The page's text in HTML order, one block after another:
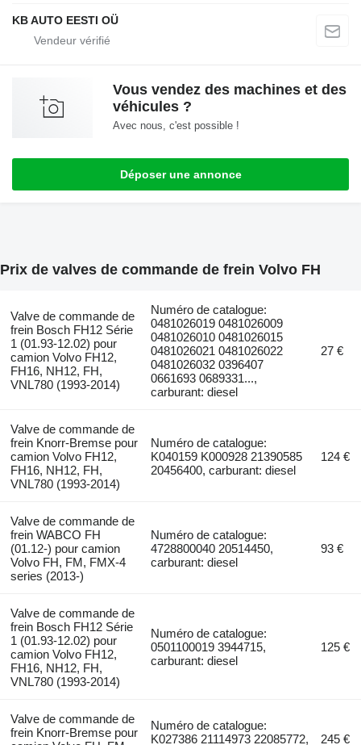
KB AUTO EESTI OÜ
Vous vendez des machines et des
véhicules ?
Avec nous, c'est possible !
Déposer une annonce
Prix de valves de commande de frein Volvo FH
Valve de commande de
frein Bosch FH12 Série
1 (01.93-12.02) pour
camion Volvo FH12,
FH16, NH12, FH,
VNL780 (1993-2014)
Numéro de catalogue:
0481026019 0481026009
0481026010 0481026015
0481026021 0481026022
0481026032 0396407
0661693 0689331...,
carburant: diesel
27 €
Valve de commande de
frein Knorr-Bremse pour
camion Volvo FH12,
FH16, NH12, FH,
VNL780 (1993-2014)
Numéro de catalogue:
K040159 K000928 21390585
20456400, carburant: diesel
124 €
Valve de commande de
frein WABCO FH
(01.12-) pour camion
Volvo FH, FM, FMX-4
series (2013-)
Numéro de catalogue:
4728800040 20514450,
carburant: diesel
93 €
Valve de commande de
frein Bosch FH12 Série
1 (01.93-12.02) pour
camion Volvo FH12,
FH16, NH12, FH,
VNL780 (1993-2014)
Numéro de catalogue:
0501100019 3944715,
carburant: diesel
125 €
Valve de commande de
frein Knorr-Bremse pour
Numéro de catalogue:
K027386 21114973 22085772,
245 €